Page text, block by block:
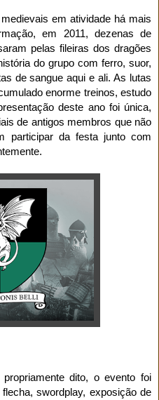
em atividade há mais
em 2011, dezenas de
pelas fileiras dos dragões
do grupo com ferro, suor,
de sangue aqui e ali. As lutas
enorme treinos, estudo
deste ano foi única,
de antigos membros que não
participar da festa junto com
dito, o evento foi
swordplay, exposição de